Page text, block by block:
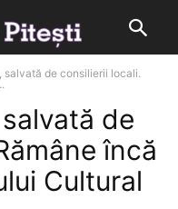
salvată de consilierii locali.
de
încă
Cultural